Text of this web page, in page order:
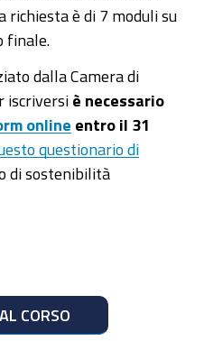
richiesta è di 7 moduli su
finale.
dalla Camera di
iscriversi è necessario
online entro il 31
questionario di
di sostenibilità
CORSO